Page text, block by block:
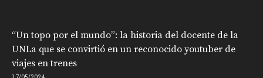
“Un topo por el mundo”: la historia del docente de la
UNLa que se convirtió en un reconocido youtuber de
viajes en trenes